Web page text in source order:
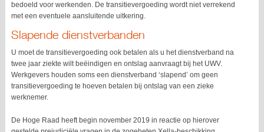
bedoeld voor werkenden. De transitievergoeding wordt niet verrekend
met een eventuele aansluitende uitkering.
Slapende dienstverbanden
U moet de transitievergoeding ook betalen als u het dienstverband na
twee jaar ziekte wilt beëindigen en ontslag aanvraagt bij het UWV.
Werkgevers houden soms een dienstverband ‘slapend’ om geen
transitievergoeding te hoeven betalen bij ontslag van een zieke
werknemer.
De Hoge Raad heeft begin november 2019 in reactie op hierover